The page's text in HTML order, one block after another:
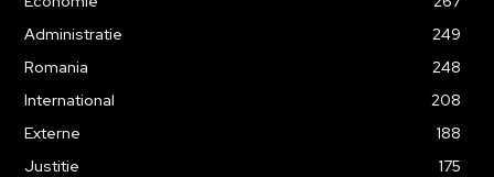
Administratie
249
Romania
248
International
208
Externe
188
Justitie
175